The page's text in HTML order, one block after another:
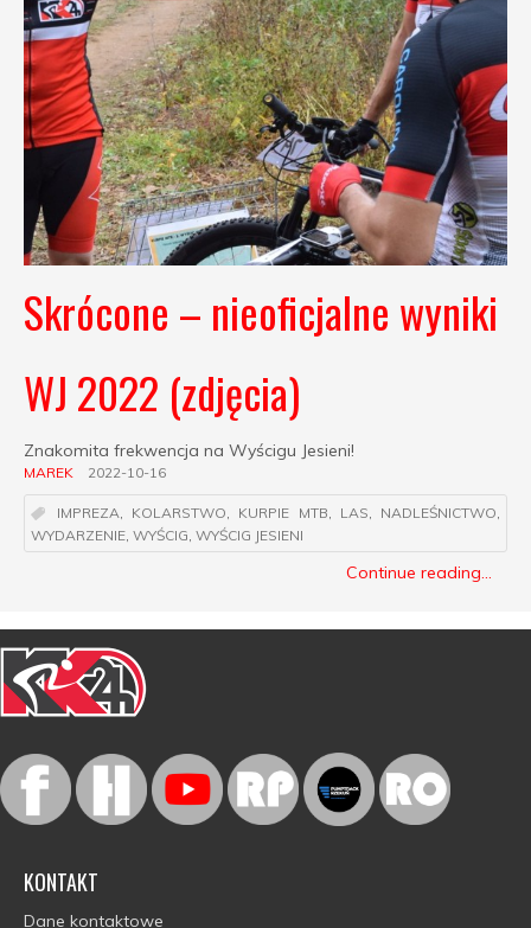
Skrócone – nieoficjalne wyniki
WJ 2022 (zdjęcia)
Znakomita frekwencja na Wyścigu Jesieni!
MAREK 2022-10-16
IMPREZA, KOLARSTWO, KURPIE MTB, LAS, NADLEŚNICTWO,
WYDARZENIE, WYŚCIG, WYŚCIG JESIENI
Continue reading...
KONTAKT
Dane kontaktowe